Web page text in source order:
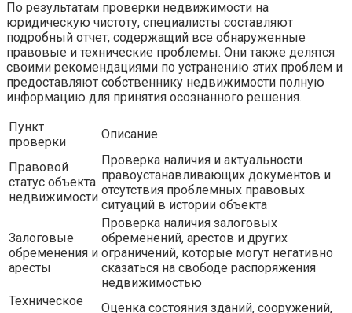
По результатам проверки недвижимости на
юридическую чистоту, специалисты составляют
подробный отчет, содержащий все обнаруженные
правовые и технические проблемы. Они также делятся
своими рекомендациями по устранению этих проблем и
предоставляют собственнику недвижимости полную
информацию для принятия осознанного решения.
Пункт
проверки
Описание
Правовой
статус объекта
недвижимости
Проверка наличия и актуальности
правоустанавливающих документов и
отсутствия проблемных правовых
ситуаций в истории объекта
Залоговые
обременения и
аресты
Проверка наличия залоговых
обременений, арестов и других
ограничений, которые могут негативно
сказаться на свободе распоряжения
недвижимостью
Техническое
Оценка состояния зданий, сооружений,